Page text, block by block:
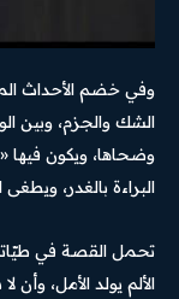
وفي خضم الأحداث
الشك والجزم، وبين
وضحاها، ويكون
البراءة بالغدر،
تحمل القصة في
الألم يولد الأمل، وأن